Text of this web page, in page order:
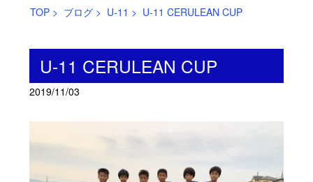
TOP> ブログ> U-11 > U-11 CERULEAN CUP
U-11 CERULEAN CUP
2019/11/03